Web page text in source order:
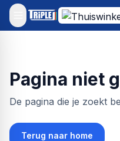
Pagina niet
De pagina die je zoekt
Terug naar home